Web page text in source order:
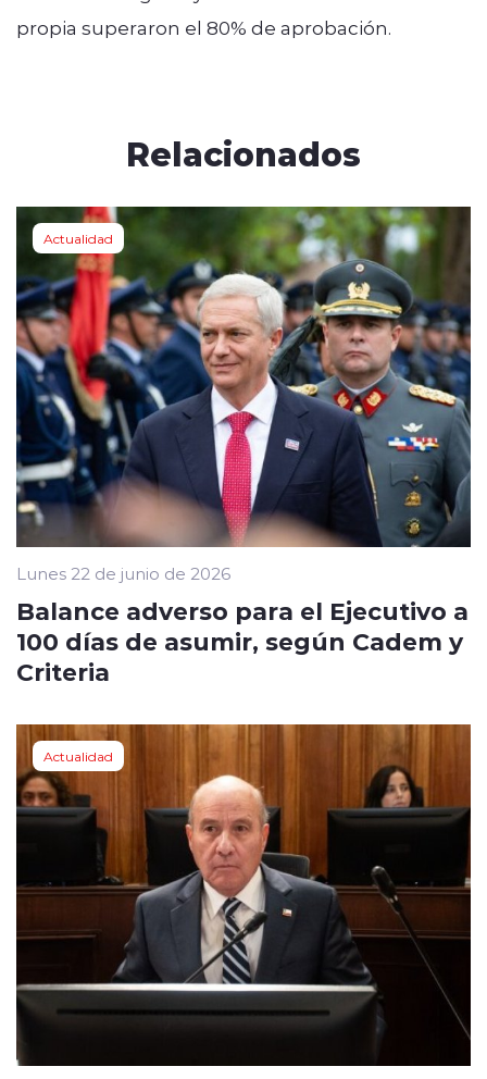
propia superaron el 80% de aprobación.
Relacionados
Actualidad
Lunes 22 de junio de 2026
Balance adverso para el Ejecutivo a
100 días de asumir, según Cadem y
Criteria
Actualidad